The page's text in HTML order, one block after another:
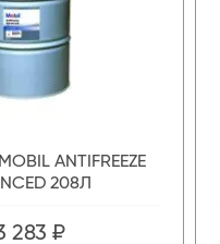
ANTIFREEZE
208Л
283 ₽